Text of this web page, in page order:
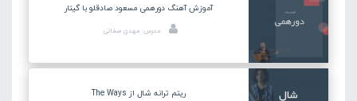
آموزش آهنگ دورهمی مسعود صادقلو با گیتار
مدرس: مهدی صفاتی
ریتم ترانه شال از The Ways